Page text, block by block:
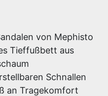
von Mephisto
Tieffußbett aus
Schnallen
an Tragekomfort